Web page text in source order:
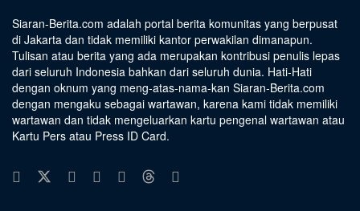
Siaran-Berita.com adalah portal berita komunitas yang berpusat
di Jakarta dan tidak memiliki kantor perwakilan dimanapun.
Tulisan atau berita yang ada merupakan kontribusi penulis lepas
dari seluruh Indonesia bahkan dari seluruh dunia. Hati-Hati
dengan oknum yang meng-atas-nama-kan Siaran-Berita.com
dengan mengaku sebagai wartawan, karena kami tidak memiliki
wartawan dan tidak mengeluarkan kartu pengenal wartawan atau
Kartu Pers atau Press ID Card.